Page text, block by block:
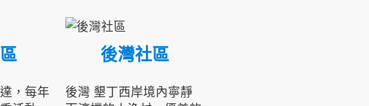
，每年
後灣社區
後灣 墾丁西岸境內寧靜